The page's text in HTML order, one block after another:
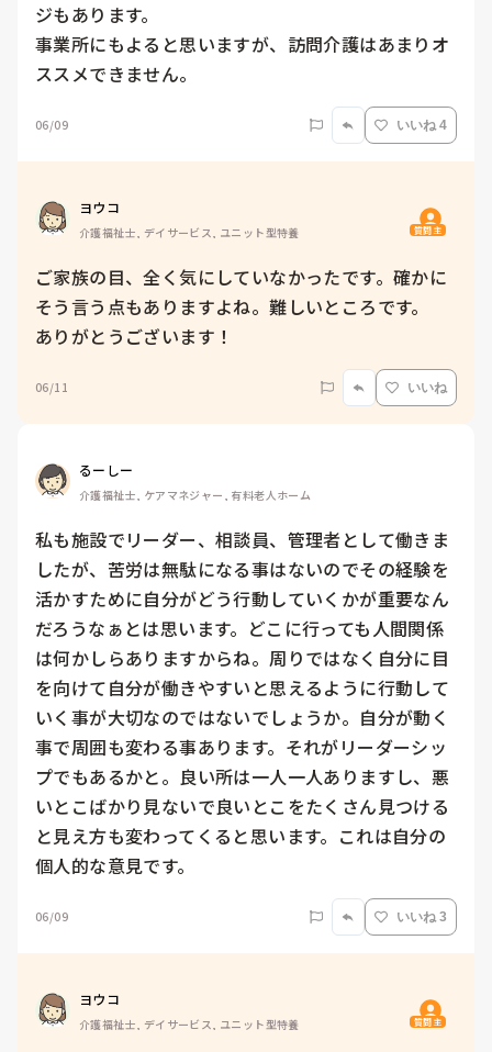
ジもあります。
事業所にもよると思いますが、訪問介護はあまりオ
ススメできません。
06/09 いいね 4
ヨウコ
介護福祉士, デイサービス, ユニット型特養 質問主
ご家族の目、全く気にしていなかったです。確かに
そう言う点もありますよね。難しいところです。
ありがとうございます！
06/11 いいね
るーしー
介護福祉士, ケアマネジャー, 有料老人ホーム
私も施設でリーダー、相談員、管理者として働きま
したが、苦労は無駄になる事はないのでその経験を
活かすために自分がどう行動していくかが重要なん
だろうなぁとは思います。どこに行っても人間関係
は何かしらありますからね。周りではなく自分に目
を向けて自分が働きやすいと思えるように行動して
いく事が大切なのではないでしょうか。自分が動く
事で周囲も変わる事あります。それがリーダーシッ
プでもあるかと。良い所は一人一人ありますし、悪
いとこばかり見ないで良いとこをたくさん見つける
と見え方も変わってくると思います。これは自分の
個人的な意見です。
06/09 いいね 3
ヨウコ
介護福祉士, デイサービス, ユニット型特養 質問主